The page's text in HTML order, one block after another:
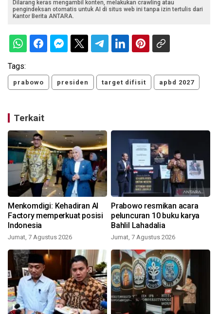
Dilarang keras mengambil konten, melakukan crawling atau
pengindeksan otomatis untuk AI di situs web ini tanpa izin tertulis dari
Kantor Berita ANTARA.
Tags:
prabowo presiden target difisit apbd 2027
Terkait
Menkomdigi: Kehadiran AI
Factory memperkuat posisi
Indonesia
Jumat, 7 Agustus 2026
Prabowo resmikan acara
peluncuran 10 buku karya
Bahlil Lahadalia
Jumat, 7 Agustus 2026